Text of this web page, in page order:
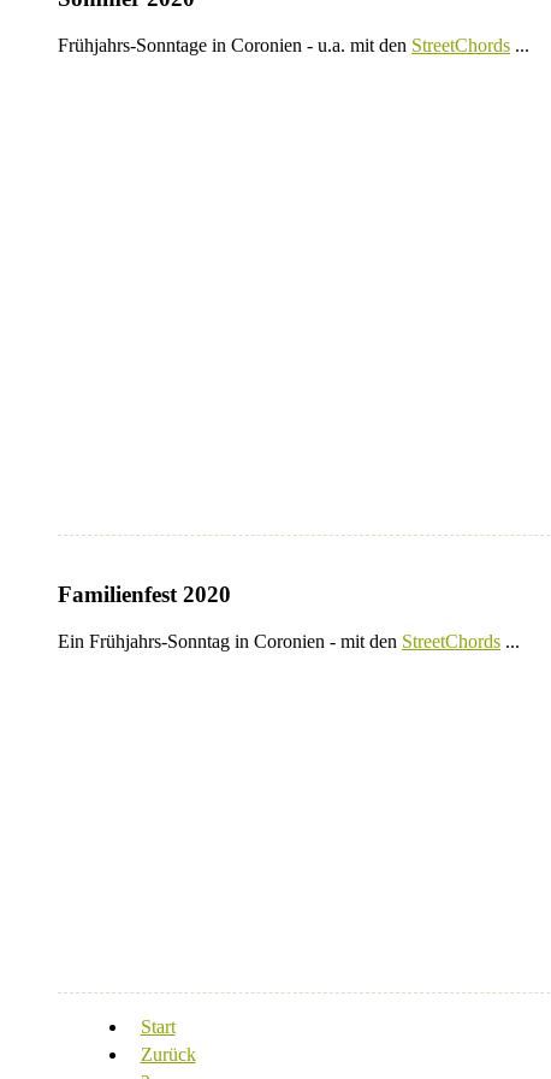
Frühjahrs-Sonntage in Coronien - u.a. mit den StreetChords ...
Familienfest 2020
Ein Frühjahrs-Sonntag in Coronien - mit den StreetChords ...
Start
Zurück